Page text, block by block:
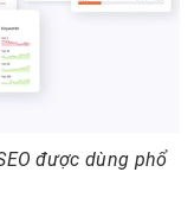
được dùng phổ